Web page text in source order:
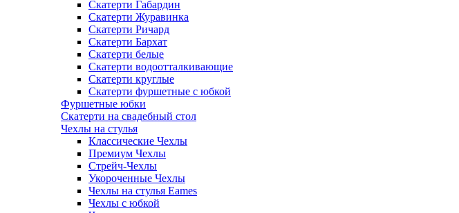
Скатерти Габардин
Скатерти Журавинка
Скатерти Ричард
Скатерти Бархат
Скатерти белые
Скатерти водоотталкивающие
Скатерти круглые
Скатерти фуршетные с юбкой
Фуршетные юбки
Скатерти на свадебный стол
Чехлы на стулья
Классические Чехлы
Премиум Чехлы
Стрейч-Чехлы
Укороченные Чехлы
Чехлы на стулья Eames
Чехлы с юбкой